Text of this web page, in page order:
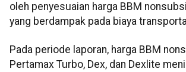
oleh penyesuaian harga BBM
yang berdampak pada biaya
Pada periode laporan, harga BBM
Pertamax Turbo, Dex, dan Dexlite